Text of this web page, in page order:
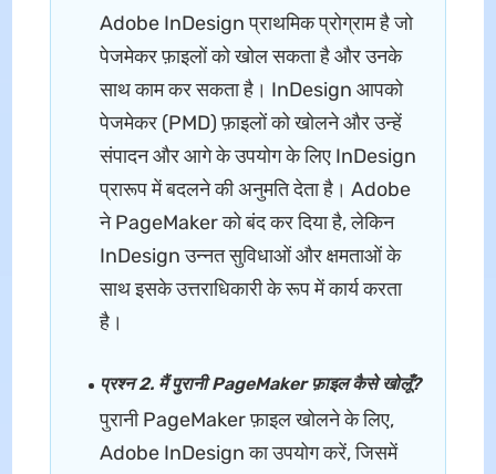
Adobe InDesign प्राथमिक प्रोग्राम है जो
पेजमेकर फ़ाइलों को खोल सकता है और उनके
साथ काम कर सकता है। InDesign आपको
पेजमेकर (PMD) फ़ाइलों को खोलने और उन्हें
संपादन और आगे के उपयोग के लिए InDesign
प्रारूप में बदलने की अनुमति देता है। Adobe
ने PageMaker को बंद कर दिया है, लेकिन
InDesign उन्नत सुविधाओं और क्षमताओं के
साथ इसके उत्तराधिकारी के रूप में कार्य करता
है।
प्रश्न 2. मैं पुरानी PageMaker फ़ाइल कैसे खोलूँ?
पुरानी PageMaker फ़ाइल खोलने के लिए,
Adobe InDesign का उपयोग करें, जिसमें